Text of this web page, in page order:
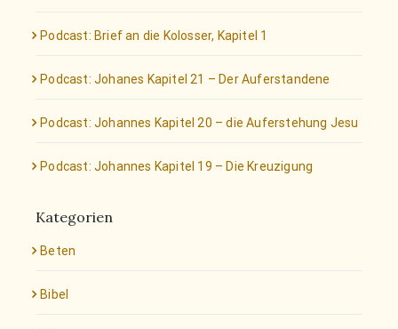
Podcast: Brief an die Kolosser, Kapitel 1
Podcast: Johanes Kapitel 21 – Der Auferstandene
Podcast: Johannes Kapitel 20 – die Auferstehung Jesu
Podcast: Johannes Kapitel 19 – Die Kreuzigung
Kategorien
Beten
Bibel